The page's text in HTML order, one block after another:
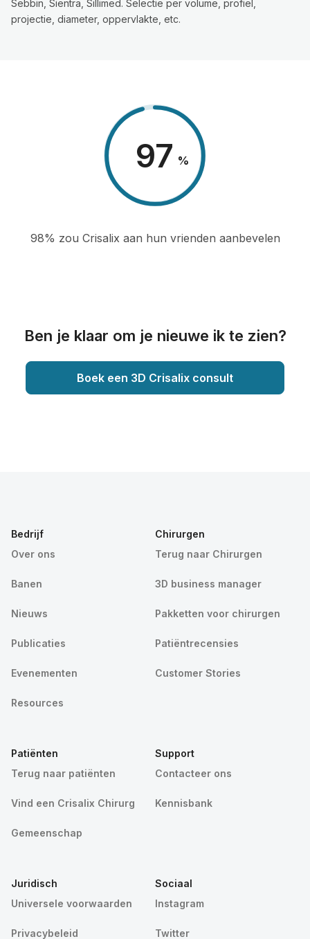
Sebbin, Sientra, Sillimed. Selectie per volume, profiel,
projectie, diameter, oppervlakte, etc.
98 %
98% zou Crisalix aan hun vrienden aanbevelen
Ben je klaar om je nieuwe ik te zien?
Boek een 3D Crisalix consult
Bedrijf
Over ons
Banen
Nieuws
Publicaties
Evenementen
Resources
Chirurgen
Terug naar Chirurgen
3D business manager
Pakketten voor chirurgen
Patiëntrecensies
Customer Stories
Patiënten
Terug naar patiënten
Vind een Crisalix Chirurg
Gemeenschap
Support
Contacteer ons
Kennisbank
Juridisch
Universele voorwaarden
Privacybeleid
Sociaal
Instagram
Twitter